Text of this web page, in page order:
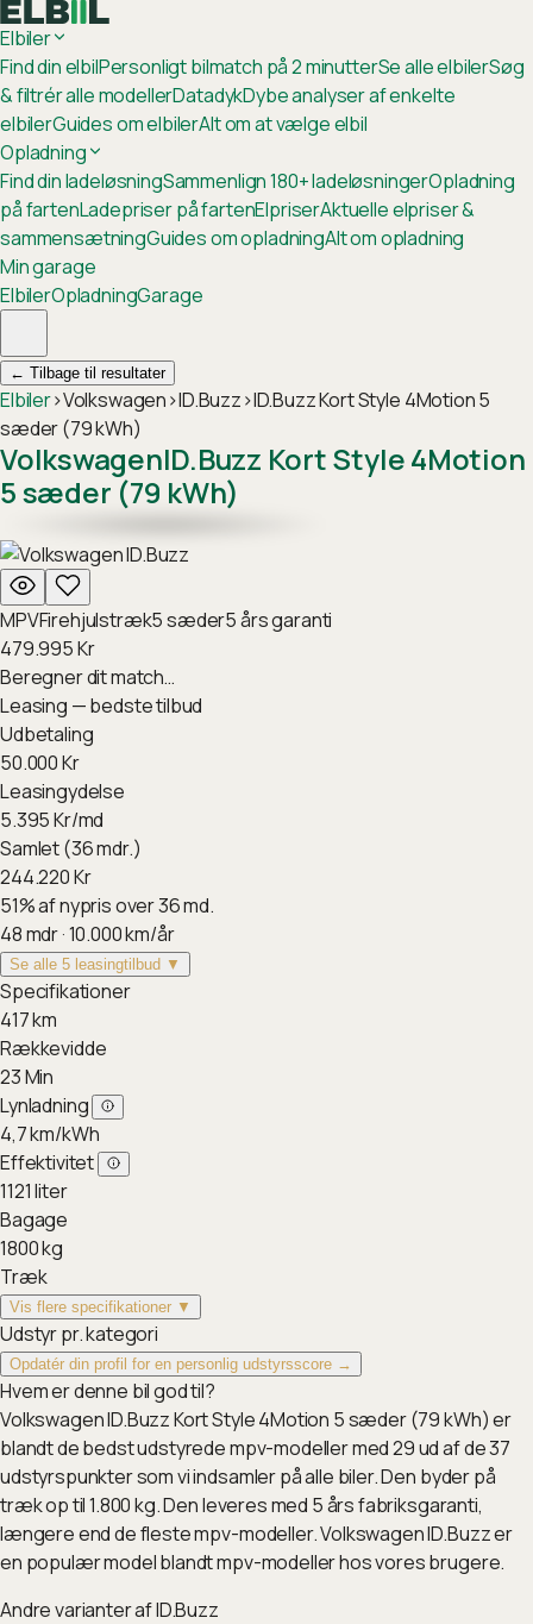
Elbiler
Find din elbilPersonligt bilmatch på 2 minutterSe alle elbilerSøg
& filtrér alle modellerDatadykDybe analyser af enkelte
elbilerGuides om elbilerAlt om at vælge elbil
Opladning
Find din ladeløsningSammenlign 180+ ladeløsningerOpladning
på fartenLadepriser på fartenElpriserAktuelle elpriser &
sammensætningGuides om opladningAlt om opladning
Min garage
ElbilerOpladningGarage
← Tilbage til resultater
Elbiler›Volkswagen›ID.Buzz›ID.Buzz Kort Style 4Motion 5
sæder (79 kWh)
VolkswagenID.Buzz Kort Style 4Motion
5 sæder (79 kWh)
MPVFirehjulstræk5sæder5års garanti
479.995Kr
Beregner dit match…
Leasing — bedste tilbud
Udbetaling
50.000Kr
Leasingydelse
5.395Kr/md
Samlet (36 mdr.)
244.220Kr
51%af nypris over 36 md.
48mdr ·10.000km/år
Se alle 5 leasingtilbud ▼
Specifikationer
417km
Rækkevidde
23Min
Lynladning
4,7km/kWh
Effektivitet
1121liter
Bagage
1800kg
Træk
Vis flere specifikationer ▼
Udstyr pr. kategori
Opdatér din profil for en personlig udstyrsscore →
Hvem er denne bil god til?
Volkswagen ID.Buzz Kort Style 4Motion 5 sæder (79 kWh) er
blandt de bedst udstyrede mpv-modeller med 29 ud af de 37
udstyrspunkter som vi indsamler på alle biler. Den byder på
træk op til 1.800 kg. Den leveres med 5 års fabriksgaranti,
længere end de fleste mpv-modeller. Volkswagen ID.Buzz er
en populær model blandt mpv-modeller hos vores brugere.
Andre varianter afID.Buzz